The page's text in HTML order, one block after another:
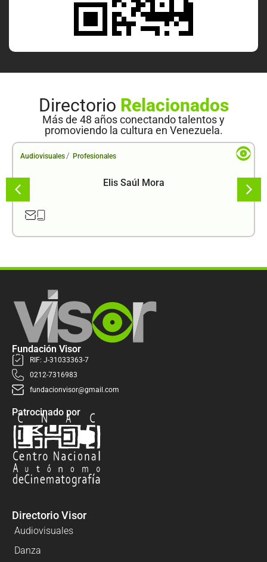
Directorio Relacionados
Más de 48 años conectando talentos y
promoviendo la cultura en Venezuela.
Audiovisuales / Profesionales
Elis Saúl Mora
Fundación Visor
RIF: J-31033363-7
0212-7316983
fundacionvisor@gmail.com
Patrocinado por
Directorio Visor
Audiovisuales
Danza